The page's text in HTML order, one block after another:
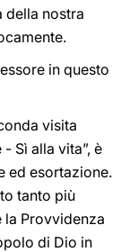
della nostra
in questo
visita
Sì alla vita”, è
ed esortazione.
tanto più
la Provvidenza
di Dio in